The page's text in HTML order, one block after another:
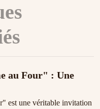
au Four" : Une
est une véritable invitation